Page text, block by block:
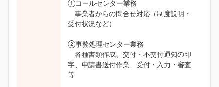
①コールセンター業務
事業者からの問合せ対応（制度説明・
受付状況など）
②事務処理センター業務
各種書類作成、交付・不交付通知の印
字、申請書送付作業、受付・入力・審査
等